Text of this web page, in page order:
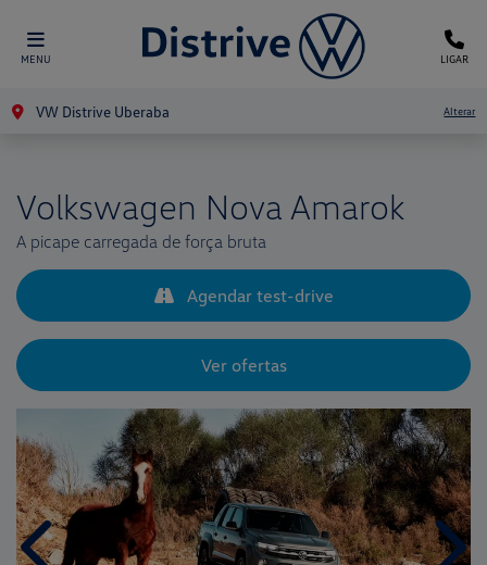
MENU LIGAR
VW Distrive Uberaba Alterar
Volkswagen Nova Amarok
A picape carregada de força bruta
Agendar test-drive
Ver ofertas
Anterior